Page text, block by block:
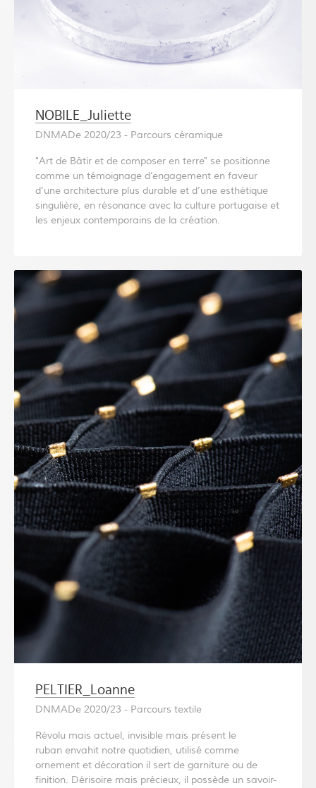
NOBILE_Juliette
DNMADe 2020/23 - Parcours céramique
"Art de Bâtir et de composer en terre" se positionne
comme un témoignage d’engagement en faveur
d’une architecture plus durable et d’une esthétique
singulière, en résonance avec la culture portugaise et
les enjeux contemporains de la création.
PELTIER_Loanne
DNMADe 2020/23 - Parcours textile
Révolu mais actuel, invisible mais présent le
ruban envahit notre quotidien, utilisé comme
ornement et décoration il sert de garniture ou de
finition. Dérisoire mais précieux, il possède un savoir-